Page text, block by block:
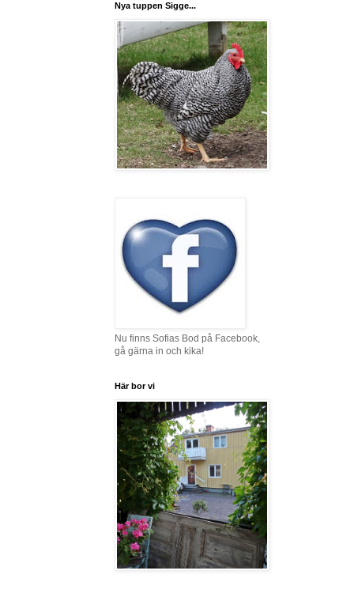
Nya tuppen Sigge...
Nu finns Sofias Bod på Facebook,
gå gärna in och kika!
Här bor vi